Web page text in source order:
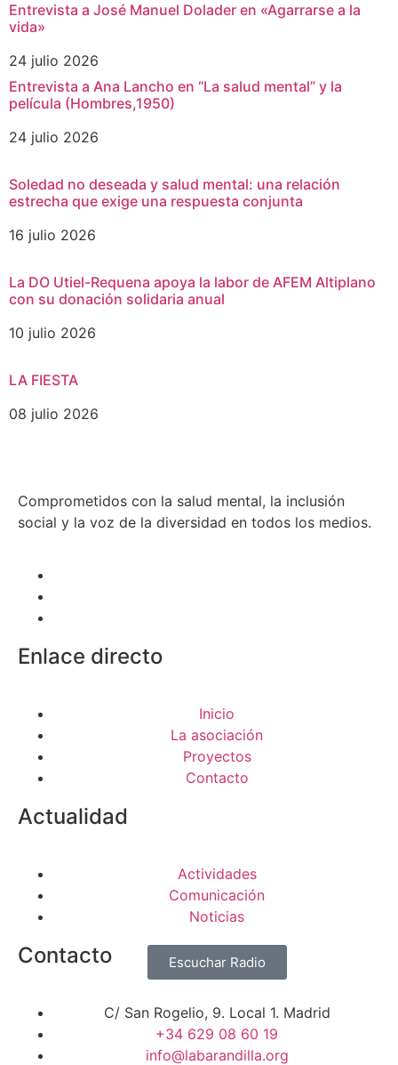
Entrevista a José Manuel Dolader en «Agarrarse a la
vida»
24 julio 2026
Entrevista a Ana Lancho en “La salud mental” y la
película (Hombres,1950)
24 julio 2026
Soledad no deseada y salud mental: una relación
estrecha que exige una respuesta conjunta
16 julio 2026
La DO Utiel-Requena apoya la labor de AFEM Altiplano
con su donación solidaria anual
10 julio 2026
LA FIESTA
08 julio 2026
Comprometidos con la salud mental, la inclusión
social y la voz de la diversidad en todos los medios.
Enlace directo
Inicio
La asociación
Proyectos
Contacto
Actualidad
Actividades
Comunicación
Noticias
Contacto
C/ San Rogelio, 9. Local 1. Madrid
+34 629 08 60 19
info@labarandilla.org
Escuchar Radio